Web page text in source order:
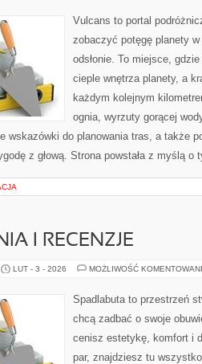
Vulcans to portal
zobaczyć potęgę planety
odsłonie. To miejsce,
cieple wnętrza planety, a
każdym kolejnym
ognia, wyrzuty gorącej
wskazówki do planowania tras, a także
z głową. Strona powstała z myślą
I RECENZJE
LUT - 3 - 2026 MOŻLIWOŚĆ
Spadlabuta to przestrzeń
chcą zadbać o swoje
cenisz estetykę, komfort i
par, znajdziesz tu